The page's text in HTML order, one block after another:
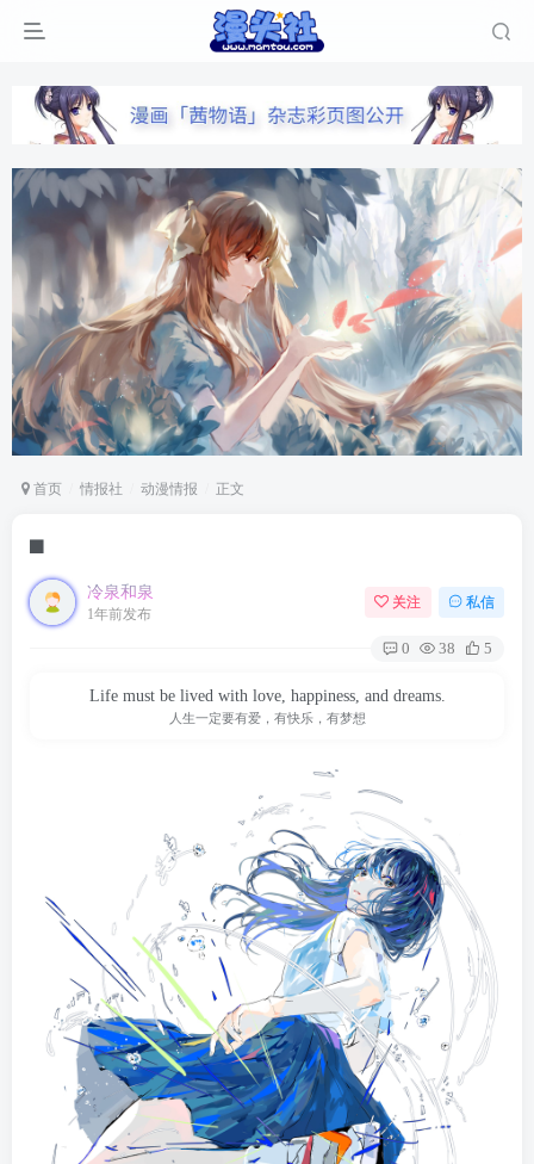
首页 情报社 动漫情报 正文
⬛︎
冷泉和泉
1年前发布
关注 私信
0 38 5
Life must be lived with love, happiness, and dreams.
人生一定要有爱，有快乐，有梦想